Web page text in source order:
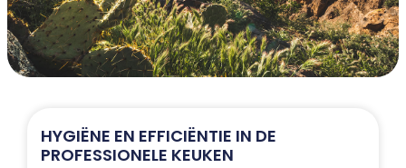
HYGIËNE EN EFFICIËNTIE IN DE
PROFESSIONELE KEUKEN